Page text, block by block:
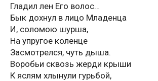
Гладил лен Его волос…
Бык дохнул в лицо Младенца
И, соломою шурша,
На упругое коленце
Засмотрелся, чуть дыша.
Воробьи сквозь жерди крыши
К яслям хлынули гурьбой,